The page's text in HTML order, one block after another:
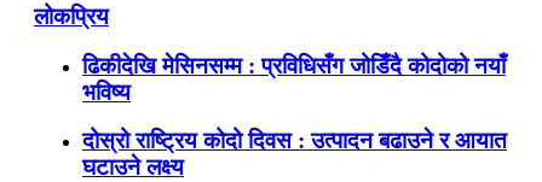
लोकप्रिय
ढिकीदेखि मेसिनसम्म : प्रविधिसँग जोडिँदै कोदोको नयाँ
भविष्य
दोस्रो राष्ट्रिय कोदो दिवस : उत्पादन बढाउने र आयात
घटाउने लक्ष्य